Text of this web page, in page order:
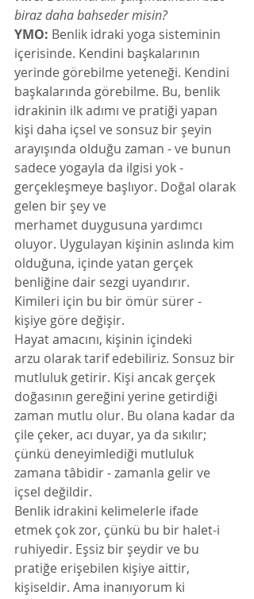
biraz daha bahseder misin?
YMO: Benlik idraki yoga sisteminin
içerisinde. Kendini başkalarının
yerinde görebilme yeteneği. Kendini
başkalarında görebilme. Bu, benlik
idrakinin ilk adımı ve pratiği yapan
kişi daha içsel ve sonsuz bir şeyin
arayışında olduğu zaman - ve bunun
sadece yogayla da ilgisi yok -
gerçekleşmeye başlıyor. Doğal olarak
gelen bir şey ve
merhamet duygusuna yardımcı
oluyor. Uygulayan kişinin aslında kim
olduğuna, içinde yatan gerçek
benliğine dair sezgi uyandırır.
Kimileri için bu bir ömür sürer -
kişiye göre değişir.
Hayat amacını, kişinin içindeki
arzu olarak tarif edebiliriz. Sonsuz bir
mutluluk getirir. Kişi ancak gerçek
doğasının gereğini yerine getirdiği
zaman mutlu olur. Bu olana kadar da
çile çeker, acı duyar, ya da sıkılır;
çünkü deneyimlediği mutluluk
zamana tâbidir - zamanla gelir ve
içsel değildir.
Benlik idrakini kelimelerle ifade
etmek çok zor, çünkü bu bir halet-i
ruhiyedir. Eşsiz bir şeydir ve bu
pratiğe erişebilen kişiye aittir,
kişiseldir. Ama inanıyorum ki